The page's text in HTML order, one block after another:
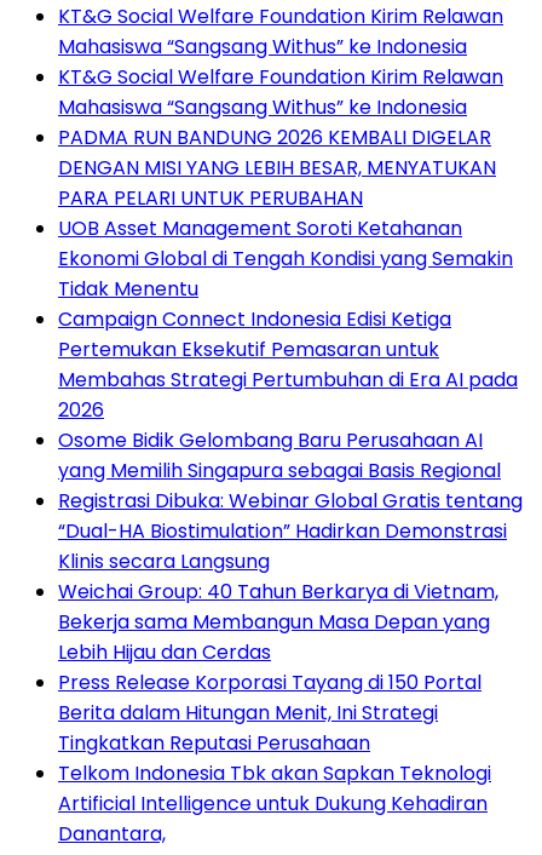
KT&G Social Welfare Foundation Kirim Relawan
Mahasiswa “Sangsang Withus” ke Indonesia
KT&G Social Welfare Foundation Kirim Relawan
Mahasiswa “Sangsang Withus” ke Indonesia
PADMA RUN BANDUNG 2026 KEMBALI DIGELAR
DENGAN MISI YANG LEBIH BESAR, MENYATUKAN
PARA PELARI UNTUK PERUBAHAN
UOB Asset Management Soroti Ketahanan
Ekonomi Global di Tengah Kondisi yang Semakin
Tidak Menentu
Campaign Connect Indonesia Edisi Ketiga
Pertemukan Eksekutif Pemasaran untuk
Membahas Strategi Pertumbuhan di Era AI pada
2026
Osome Bidik Gelombang Baru Perusahaan AI
yang Memilih Singapura sebagai Basis Regional
Registrasi Dibuka: Webinar Global Gratis tentang
“Dual-HA Biostimulation” Hadirkan Demonstrasi
Klinis secara Langsung
Weichai Group: 40 Tahun Berkarya di Vietnam,
Bekerja sama Membangun Masa Depan yang
Lebih Hijau dan Cerdas
Press Release Korporasi Tayang di 150 Portal
Berita dalam Hitungan Menit, Ini Strategi
Tingkatkan Reputasi Perusahaan
Telkom Indonesia Tbk akan Sapkan Teknologi
Artificial Intelligence untuk Dukung Kehadiran
Danantara,